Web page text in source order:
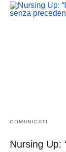
COMUNICATI
Nursing Up: